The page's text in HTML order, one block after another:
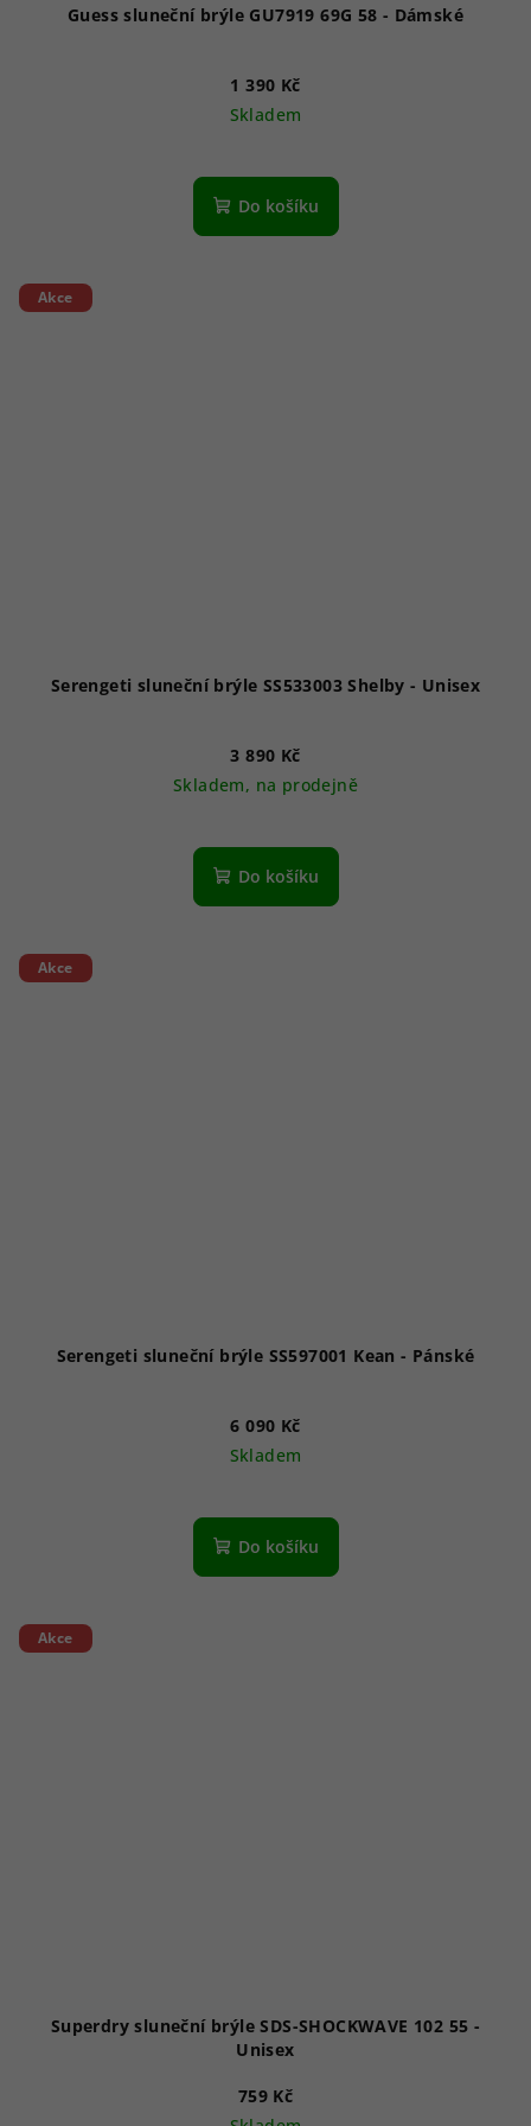
Guess sluneční brýle GU7919 69G 58 - Dámské
1 390 Kč
Skladem
Do košíku
Akce
Serengeti sluneční brýle SS533003 Shelby - Unisex
3 890 Kč
Skladem, na prodejně
Do košíku
Akce
Serengeti sluneční brýle SS597001 Kean - Pánské
6 090 Kč
Skladem
Do košíku
Akce
Superdry sluneční brýle SDS-SHOCKWAVE 102 55 -
Unisex
759 Kč